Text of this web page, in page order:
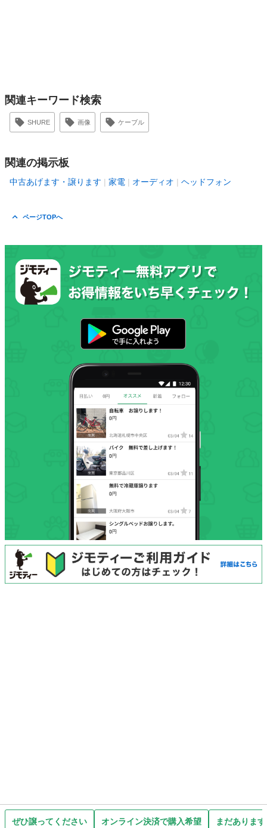
ぜひ譲ってください オンライン決済で購入希望 まだありま
関連キーワード検索
SHURE 画像 ケーブル
関連の掲示板
中古あげます・譲ります 家電 オーディオ ヘッドフォン
ページTOPへ